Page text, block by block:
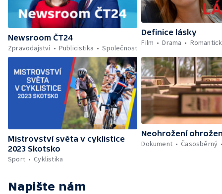
Newsroom ČT24
Zpravodajství
Publicistika Společnost
Definice lásky
Film
Drama
Mistrovství světa v cyklistice
2023 Skotsko
Sport
Cyklistika
Neohrožení
Dokument
Časosběrný
Napište nám